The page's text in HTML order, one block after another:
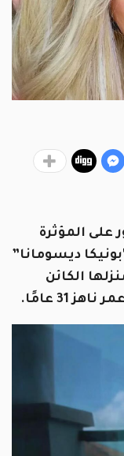
على المؤثرة
ديسومانا”
الكائن
31 عامًا.